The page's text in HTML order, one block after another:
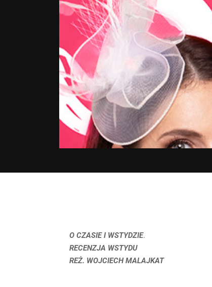
O CZASIE I WSTYDZIE.
RECENZJA WSTYDU
REŻ. WOJCIECH MALAJKAT